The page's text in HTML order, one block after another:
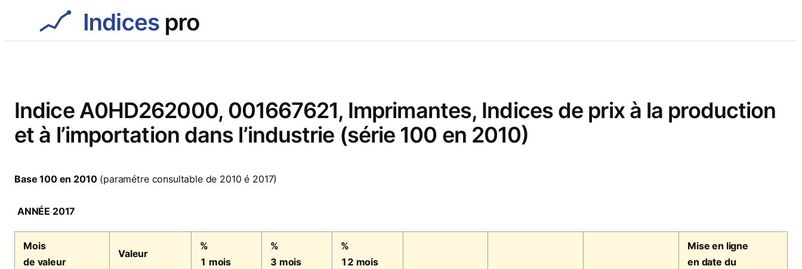
contenu
Indice A0HD262000, 001667621, Imprimantes, Indices de prix à la production
et à l’importation dans l’industrie (série 100 en 2010)
Base 100 en 2010(paramétre consultable de 2010 é 2017)
ANNÉE 2017
Mois
de valeur
Valeur
%
1 mois
%
3 mois
%
12 mois
Mise en ligne
en date du